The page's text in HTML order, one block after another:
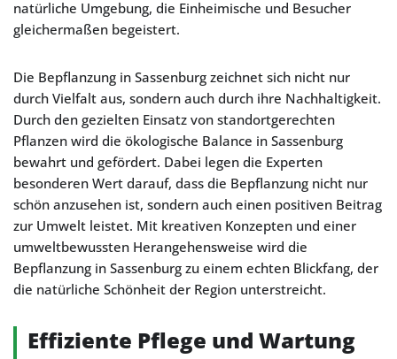
natürliche Umgebung, die Einheimische und Besucher
gleichermaßen begeistert.
Die Bepflanzung in Sassenburg zeichnet sich nicht nur
durch Vielfalt aus, sondern auch durch ihre Nachhaltigkeit.
Durch den gezielten Einsatz von standortgerechten
Pflanzen wird die ökologische Balance in Sassenburg
bewahrt und gefördert. Dabei legen die Experten
besonderen Wert darauf, dass die Bepflanzung nicht nur
schön anzusehen ist, sondern auch einen positiven Beitrag
zur Umwelt leistet. Mit kreativen Konzepten und einer
umweltbewussten Herangehensweise wird die
Bepflanzung in Sassenburg zu einem echten Blickfang, der
die natürliche Schönheit der Region unterstreicht.
Effiziente Pflege und Wartung